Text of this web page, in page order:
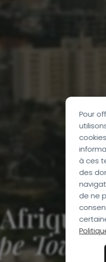
Pour
à ces
des
de ne
Town